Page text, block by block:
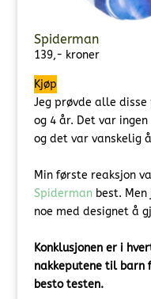
Spiderman
139,- kroner
Kjøp
Jeg prøvde alle
og 4 år. Det var
og det var vanskelig
Min første reaksjon
Spiderman best.
noe med designet å
Konklusjonen er i
nakkeputene til barn
besto testen.